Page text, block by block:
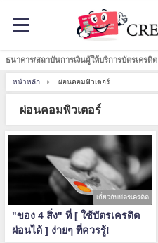
ธนาคาร/สถาบันการเงินผู้ให้บริการบัตรเครดิต
หน้าหลัก ผ่อนคอมพิวเตอร์
ผ่อนคอมพิวเตอร์
เกี่ยวกับบัตรเครดิต
"ของ 4 สิ่ง" ที่ [ ใช้บัตรเครดิต
ผ่อนได้ ] ง่ายๆ ที่ควรรู้!